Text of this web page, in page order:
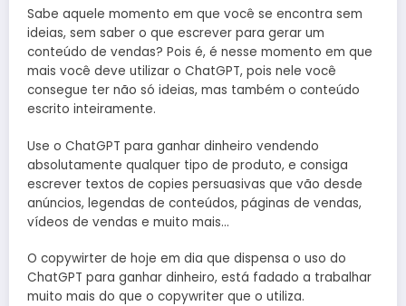
Sabe aquele momento em que você se encontra sem
ideias, sem saber o que escrever para gerar um
conteúdo de vendas? Pois é, é nesse momento em que
mais você deve utilizar o ChatGPT, pois nele você
consegue ter não só ideias, mas também o conteúdo
escrito inteiramente.
Use o ChatGPT para ganhar dinheiro vendendo
absolutamente qualquer tipo de produto, e consiga
escrever textos de copies persuasivas que vão desde
anúncios, legendas de conteúdos, páginas de vendas,
vídeos de vendas e muito mais…
O copywirter de hoje em dia que dispensa o uso do
ChatGPT para ganhar dinheiro, está fadado a trabalhar
muito mais do que o copywriter que o utiliza.